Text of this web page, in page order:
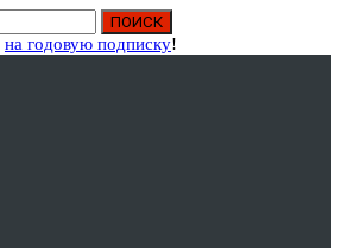
на годовую подписку!